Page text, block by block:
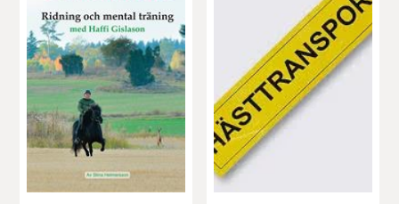
Professional’s Choice
Protector
Redback
Roeckl
Safehorse of Sweden